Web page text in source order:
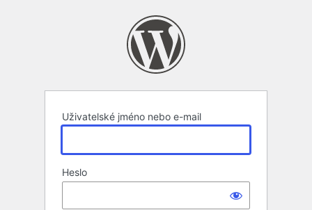
Uživatelské jméno nebo e-mail
Heslo